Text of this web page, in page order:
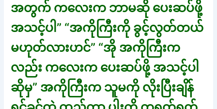
အတွက် ကလေးက ဘာမဆို ပေးဆပ်ဖို့
အသင့်ပါ” “အကိုကြီးကို ခွင့်လွတ်တယ်
မဟုတ်လားဟင်” “အို အကိုကြီးက
လည်း ကလေးက ပေးဆပ်ဖို့ အသင့်ပါ
ဆိုမှ” အကိုကြီးက သူမကို လိုးပြီးချိန်